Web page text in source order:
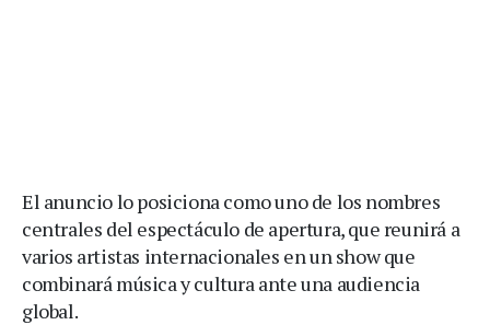
El anuncio lo posiciona como uno de los nombres
centrales del espectáculo de apertura, que reunirá a
varios artistas internacionales en un show que
combinará música y cultura ante una audiencia
global.